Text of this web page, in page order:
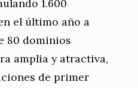
1.600
el último año a
80 dominios
amplia y atractiva,
de primer